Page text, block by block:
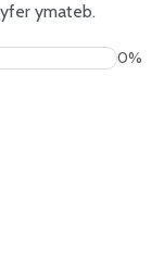
ymateb.
0%